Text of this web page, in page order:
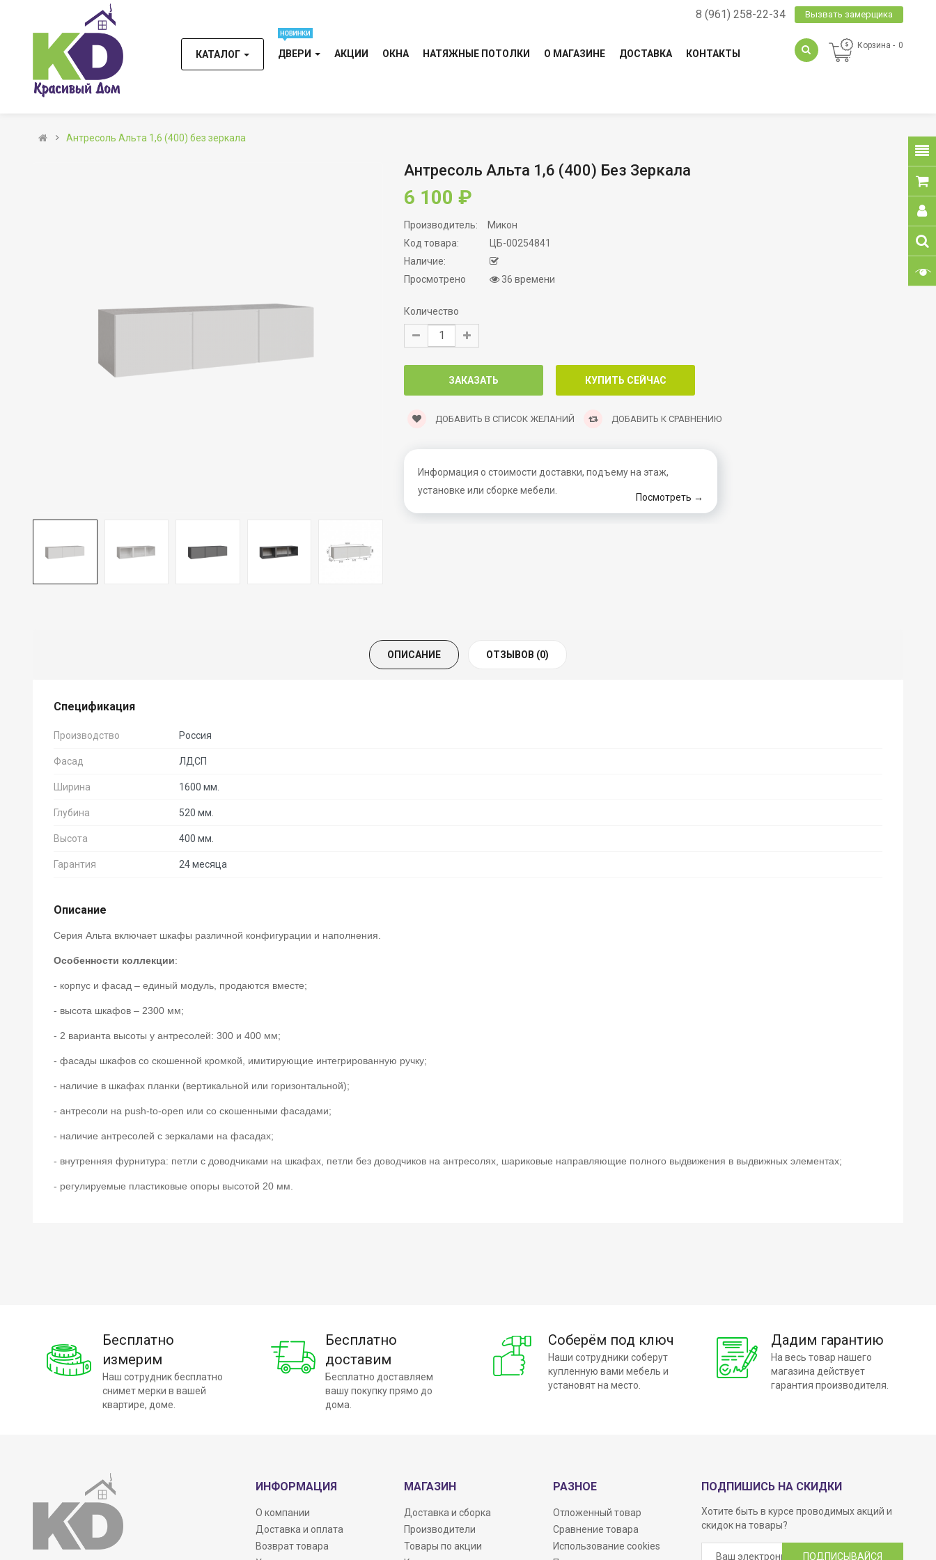
8 (961) 258-22-34 Вызвать замерщика
КАТАЛОГ ДВЕРИ АКЦИИ ОКНА НАТЯЖНЫЕ ПОТОЛКИ О МАГАЗИНЕ ДОСТАВКА КОНТАКТЫ
Корзина 0
Антресоль Альта 1,6 (400) без зеркала
Антресоль Альта 1,6 (400) Без Зеркала
6 100 ₽
Производитель:
Микон
Код товара:
ЦБ-00254841
Наличие:
Просмотрено
36 времени
Количество
ДОБАВИТЬ В СПИСОК ЖЕЛАНИЙ ДОБАВИТЬ К СРАВНЕНИЮ
Информация о стоимости доставки, подъему на этаж,
установке или сборке мебели.
Посмотреть →
ОПИСАНИЕ ОТЗЫВОВ (0)
Спецификация
Производство Россия
Фасад ЛДСП
Ширина 1600 мм.
Глубина 520 мм.
Высота 400 мм.
Гарантия 24 месяца
Описание
Серия Альта включает шкафы различной конфигурации и наполнения.
Особенности коллекции:
- корпус и фасад – единый модуль, продаются вместе;
- высота шкафов – 2300 мм;
- 2 варианта высоты у антресолей: 300 и 400 мм;
- фасады шкафов со скошенной кромкой, имитирующие интегрированную ручку;
- наличие в шкафах планки (вертикальной или горизонтальной);
- антресоли на push-to-open или со скошенными фасадами;
- наличие антресолей с зеркалами на фасадах;
- внутренняя фурнитура: петли с доводчиками на шкафах, петли без доводчиков на антресолях, шариковые направляющие полного выдвижения в выдвижных элементах;
- регулируемые пластиковые опоры высотой 20 мм.
Бесплатно
измерим
Наш сотрудник бесплатно
снимет мерки в вашей
квартире, доме.
Бесплатно
доставим
Бесплатно доставляем
вашу покупку прямо до
дома.
Соберём под ключ
Наши сотрудники соберут
купленную вами мебель и
установят на место.
Дадим гарантию
На весь товар нашего
магазина действует
гарантия производителя.
ИНФОРМАЦИЯ
О компании
Доставка и оплата
Возврат товара
МАГАЗИН
Доставка и сборка
Производители
Товары по акции
РАЗНОЕ
Отложенный товар
Сравнение товара
Использование cookies
ПОДПИШИСЬ НА СКИДКИ
Хотите быть в курсе проводимых акций и
скидок на товары?
ПОДПИСЫВАЙСЯ